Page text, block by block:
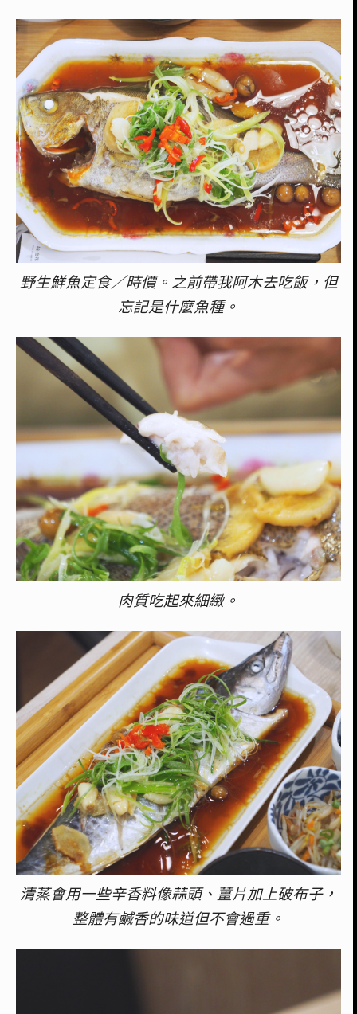
野生鮮魚定食／時價。之前帶我阿木去吃飯，但
忘記是什麼魚種。
肉質吃起來細緻。
清蒸會用一些辛香料像蒜頭、薑片加上破布子，
整體有鹹香的味道但不會過重。